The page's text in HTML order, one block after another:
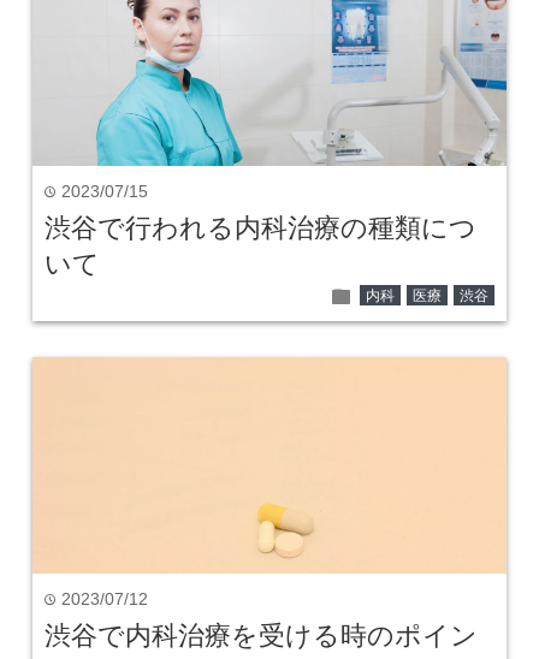
time 2023/07/15
渋谷で行われる内科治療の種類につ
いて
folder 内科 医療 渋谷
time 2023/07/12
渋谷で内科治療を受ける時のポイン